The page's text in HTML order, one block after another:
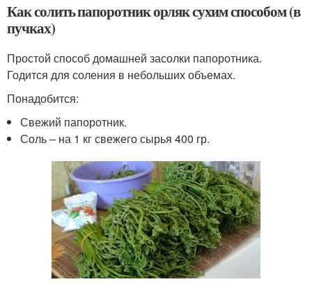
Как солить папоротник орляк сухим способом (в
пучках)
Простой способ домашней засолки папоротника.
Годится для соления в небольших объемах.
Понадобится:
Свежий папоротник.
Соль – на 1 кг свежего сырья 400 гр.